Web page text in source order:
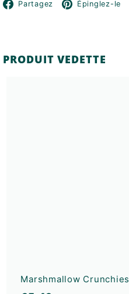
Partagez Facebook
Épinglez-le
PRODUIT VEDETTE
Marshmallow Crunchies